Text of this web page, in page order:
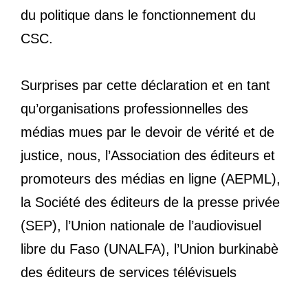
du politique dans le fonctionnement du
CSC.
Surprises par cette déclaration et en tant
qu’organisations professionnelles des
médias mues par le devoir de vérité et de
justice, nous, l’Association des éditeurs et
promoteurs des médias en ligne (AEPML),
la Société des éditeurs de la presse privée
(SEP), l’Union nationale de l’audiovisuel
libre du Faso (UNALFA), l’Union burkinabè
des éditeurs de services télévisuels